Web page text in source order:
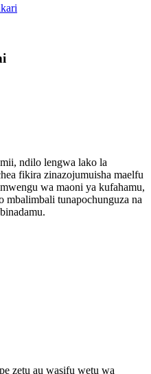
ndilo lengwa lako la
fikira zinazojumuisha maelfu
wa maoni ya kufahamu,
mbalimbali tunapochunguza na
zetu au wasifu wetu wa